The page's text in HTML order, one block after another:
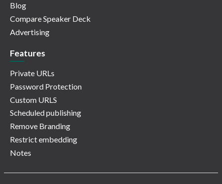
Blog
Compare Speaker Deck
Advertising
Features
Private URLs
Password Protection
Custom URLS
Scheduled publishing
Remove Branding
Restrict embedding
Notes